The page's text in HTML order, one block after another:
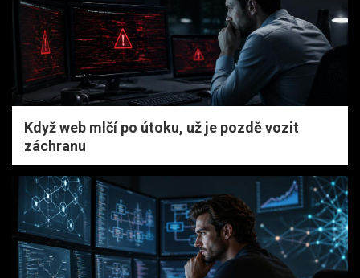
Když web mlčí po útoku, už je pozdě vozit
záchranu